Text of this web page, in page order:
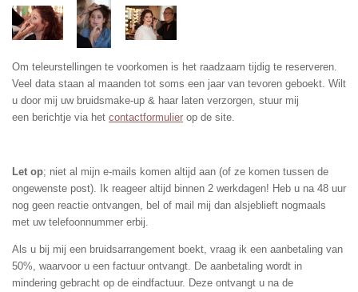
Om teleurstellingen te voorkomen is het raadzaam tijdig te reserveren.
Veel data staan al maanden tot soms een jaar van tevoren geboekt. Wilt
u door mij uw bruidsmake-up & haar laten verzorgen, stuur mij
een berichtje via het contactformulier op de site.
Let op; niet al mijn e-mails komen altijd aan (of ze komen tussen de
ongewenste post). Ik reageer altijd binnen 2 werkdagen! Heb u na 48 uur
nog geen reactie ontvangen, bel of mail mij dan alsjeblieft nogmaals
met uw telefoonnummer erbij.
Als u bij mij een bruidsarrangement boekt, vraag ik een aanbetaling van
50%, waarvoor u een factuur ontvangt. De aanbetaling wordt in
mindering gebracht op de eindfactuur. Deze ontvangt u na de